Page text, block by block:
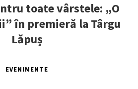
toate vârstele: „O
în premieră la Târgu
Lăpuș
EVENIMENTE